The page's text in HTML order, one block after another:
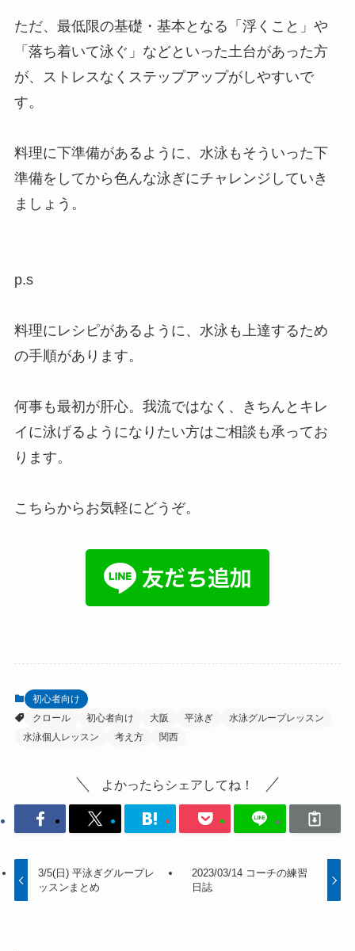
ただ、最低限の基礎・基本となる「浮くこと」や
「落ち着いて泳ぐ」などといった土台があった方
が、ストレスなくステップアップがしやすいで
す。
料理に下準備があるように、水泳もそういった下
準備をしてから色んな泳ぎにチャレンジしていき
ましょう。
p.s
料理にレシピがあるように、水泳も上達するため
の手順があります。
何事も最初が肝心。我流ではなく、きちんとキレ
イに泳げるようになりたい方はご相談も承ってお
ります。
こちらからお気軽にどうぞ。
初心者向け
クロール
初心者向け 大阪 平泳ぎ
水泳グループレッスン
水泳個人レッスン
考え方 関西
よかったらシェアしてね！
3/5(日) 平泳ぎグループレ
ッスンまとめ
2023/03/14 コーチの練習
日誌